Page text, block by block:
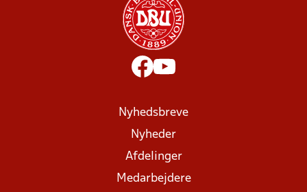
Nyhedsbreve
Nyheder
Afdelinger
Medarbejdere